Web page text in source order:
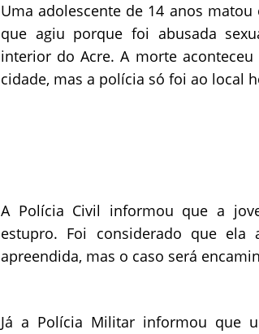
Uma adolescente de 14 anos
que agiu porque foi abusada
interior do Acre. A morte
cidade, mas a polícia só foi ao local
A Polícia Civil informou que a
estupro. Foi considerado que
apreendida, mas o caso será
Já a Polícia Militar informou que